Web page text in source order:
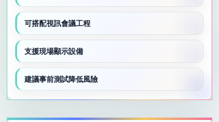
可搭配視訊會議工程
支援現場顯示設備
建議事前測試降低風險